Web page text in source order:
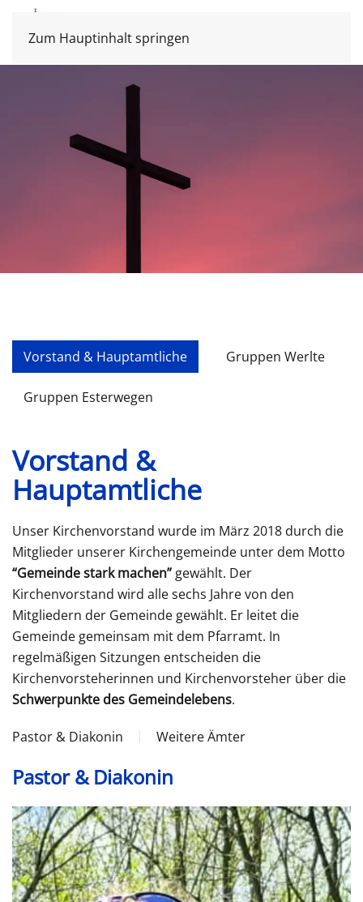
Zum Hauptinhalt springen
Vorstand & Hauptamtliche Gruppen Werlte
Gruppen Esterwegen
Vorstand &
Hauptamtliche
Unser Kirchenvorstand wurde im März 2018 durch die
Mitglieder unserer Kirchengemeinde unter dem Motto
“Gemeinde stark machen” gewählt. Der
Kirchenvorstand wird alle sechs Jahre von den
Mitgliedern der Gemeinde gewählt. Er leitet die
Gemeinde gemeinsam mit dem Pfarramt. In
regelmäßigen Sitzungen entscheiden die
Kirchenvorsteherinnen und Kirchenvorsteher über die
Schwerpunkte des Gemeindelebens.
Pastor & Diakonin Weitere Ämter
Pastor & Diakonin